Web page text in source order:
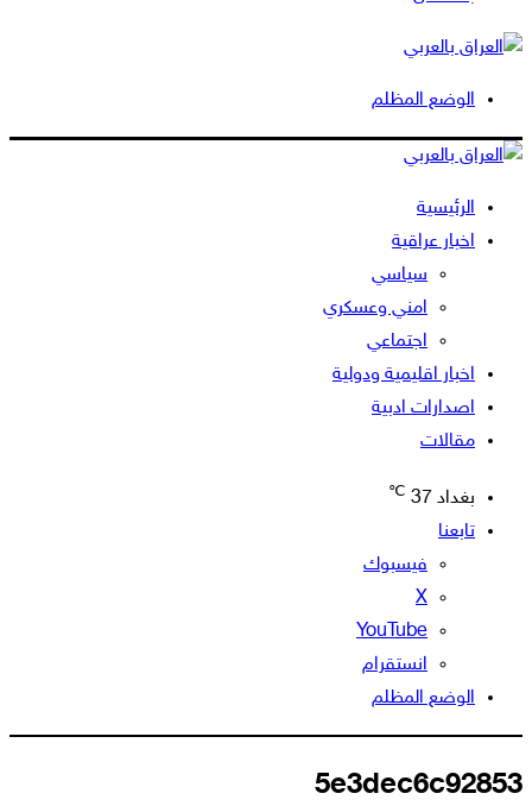
الوضع المظلم
الرئيسية
اخبار عراقية
سياسي
امني وعسكري
اجتماعي
اخبار اقليمية ودولية
اصدارات ادبية
مقالات
بغداد 37
℃
تابعنا
فيسبوك
‫X
‫YouTube
انستقرام
الوضع المظلم
5e3dec6c92853